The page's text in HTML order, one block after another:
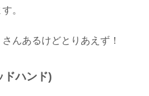
。
んあるけどとりあえず！
ドハンド)